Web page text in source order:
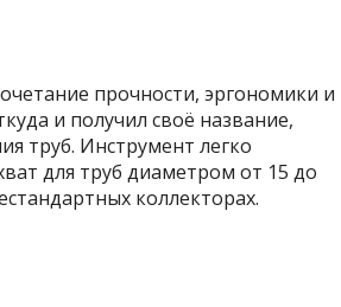
прочности, эргономики и
и получил своё название,
труб. Инструмент легко
для труб диаметром от 15 до
коллекторах.